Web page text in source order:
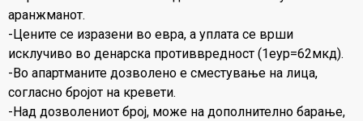
аранжманот.
-Цените се изразени во евра, а уплата се врши
исклучиво во денарска противвредност (1еур=62мкд).
-Во апартманите дозволено е сместување на лица,
согласно бројот на кревети.
-Над дозволениот број, може на дополнително барање,